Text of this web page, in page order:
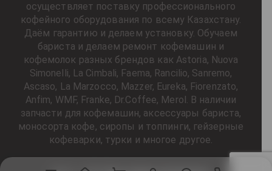
осуществляет поставку профессионального
кофейного оборудования по всему Казахстану.
Даём гарантию и делаем установку. Обучаем
бариста и делаем ремонт кофемашин и
кофемолок разных брендов как Astoria, Nuova
Simonelli, La Cimbali, Faema, Rancilio, Sanremo,
Ascaso, La Marzocco, Mazzer, Eureka, Fiorenzato,
Anfim, WMF, Franke, Dr.Coffee, Merol. В наличии
запчасти для кофемашин, аксессуары бариста,
моносорта кофе, сиропы и топпинги, гейзерные
кофеварки, турки и многое другое.